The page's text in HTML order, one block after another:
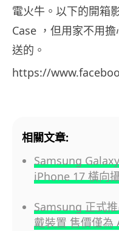
電火牛。以下的開箱
Case ，但用家不用
送的。
https://
相關文章:
Samsung
iPhone 17 橫向
Samsung 正式
戴裝置 售價僅